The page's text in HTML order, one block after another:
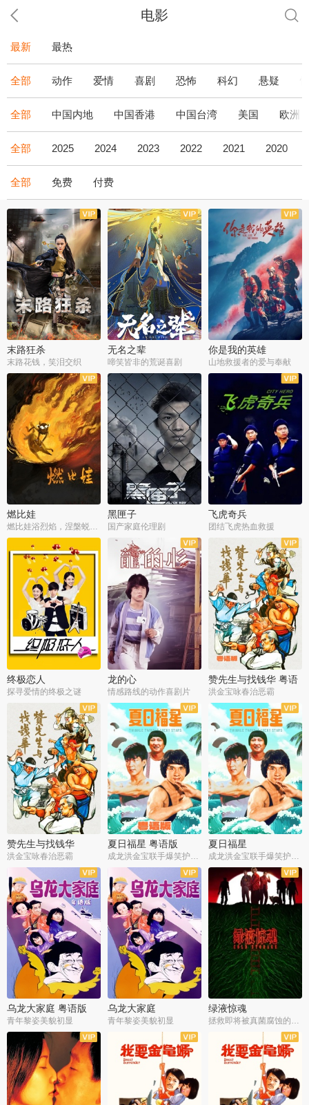
电影
最新 最热
全部 动作 爱情 喜剧 恐怖 科幻 悬疑
全部 中国内地 中国香港 中国台湾 美国 欧洲
全部 2025 2024 2023 2022 2021 2020
全部 免费 付费
末路狂杀
末路花钱，笑泪交织
无名之辈
啼笑皆非的荒诞喜剧
你是我的英雄
山地救援者的爱与奉献
燃比娃
燃比娃浴烈焰，涅槃蜕变成人
黑匣子
国产家庭伦理剧
飞虎奇兵
团结飞虎热血救援
终极恋人
探寻爱情的终极之谜
龙的心
情感路线的动作喜剧片
赞先生与找钱华 粤语
版
洪金宝咏春治恶霸
赞先生与找钱华
洪金宝咏春治恶霸
夏日福星 粤语版
成龙洪金宝联手爆笑护美女
夏日福星
成龙洪金宝联手爆笑护美女
乌龙大家庭 粤语版
青年黎姿美貌初显
乌龙大家庭
青年黎姿美貌初显
绿液惊魂
拯救即将被真菌腐蚀的世界